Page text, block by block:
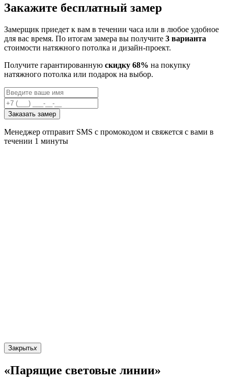
Закажите бесплатный замер
Замерщик приедет к вам в течении часа или в любое удобное
для вас время. По итогам замера вы получите 3 варианта
стоимости натяжного потолка и дизайн-проект.
Получите гарантированную скидку 68% на покупку
натяжного потолка или подарок на выбор.
Заказать замер
Менеджер отправит SMS с промокодом и свяжется с вами в
течении 1 минуты
Закрытьx
«Парящие световые линии»